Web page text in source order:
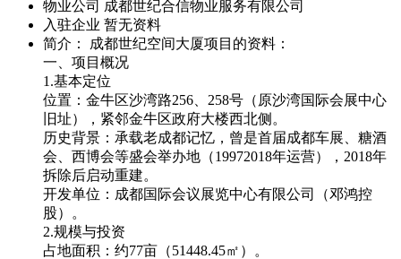
物业公司 成都世纪合信物业服务有限公司
入驻企业 暂无资料
简介： 成都世纪空间大厦项目的资料：
一、项目概况
1.基本定位
位置：金牛区沙湾路256、258号（原沙湾国际会展中心
旧址），紧邻金牛区政府大楼西北侧。
历史背景：承载老成都记忆，曾是首届成都车展、糖酒
会、西博会等盛会举办地（19972018年运营），2018年
拆除后启动重建。
开发单位：成都国际会议展览中心有限公司（邓鸿控
股）。
2.规模与投资
占地面积：约77亩（51448.45㎡）。